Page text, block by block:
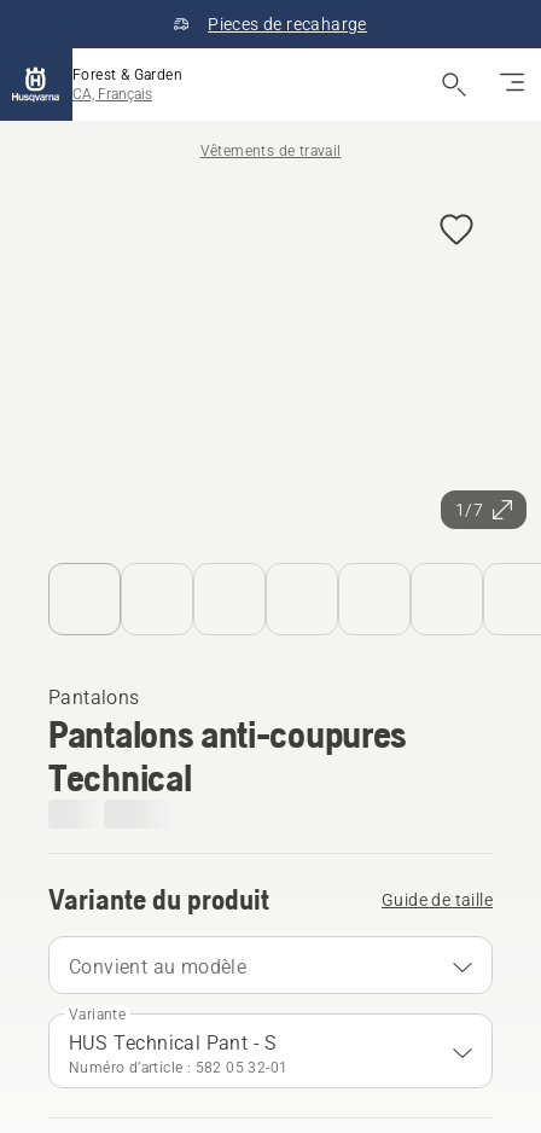
Pieces de recaharge
Forest & Garden
CA, Français
Vêtements de travail
1/7
Pantalons
Pantalons anti-coupures
Technical
Variante du produit Guide de taille
Convient au modèle
Variante
HUS Technical Pant - S
Numéro d’article : 582 05 32‑01